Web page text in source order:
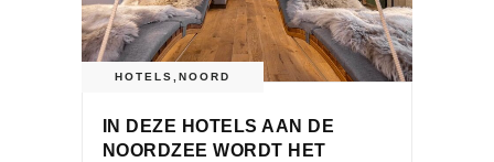
HOTELS,NOORD
IN DEZE HOTELS AAN DE
NOORDZEE WORDT HET